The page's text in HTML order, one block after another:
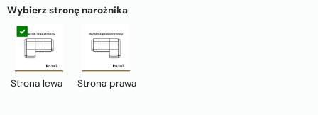
Wybierz stronę narożnika
Strona lewa Strona prawa